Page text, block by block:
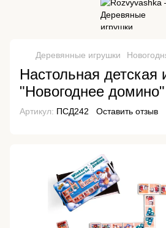
Деревянные игрушки
Настольная детская
"Новогоднее домино"
Артикул: ПСД242 Оставить отзыв